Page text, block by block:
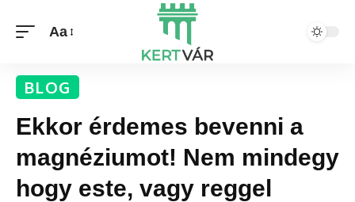
Aa
BLOG
Ekkor érdemes bevenni a
magnéziumot! Nem mindegy
hogy este, vagy reggel